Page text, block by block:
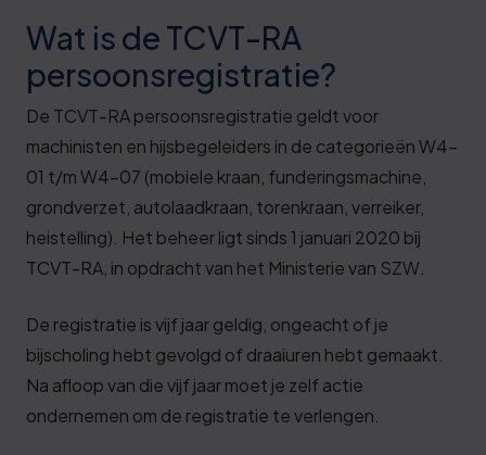
Wat is de TCVT-RA
persoonsregistratie?
De TCVT-RA persoonsregistratie geldt voor
machinisten en hijsbegeleiders in de categorieën W4-
01 t/m W4-07 (mobiele kraan, funderingsmachine,
grondverzet, autolaadkraan, torenkraan, verreiker,
heistelling). Het beheer ligt sinds 1 januari 2020 bij
TCVT-RA, in opdracht van het Ministerie van SZW.
De registratie is vijf jaar geldig, ongeacht of je
bijscholing hebt gevolgd of draaiuren hebt gemaakt.
Na afloop van die vijf jaar moet je zelf actie
ondernemen om de registratie te verlengen.